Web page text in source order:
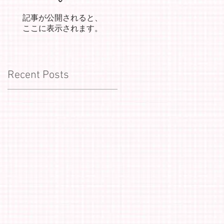
記事が公開されると、
ここに表示されます。
Recent Posts